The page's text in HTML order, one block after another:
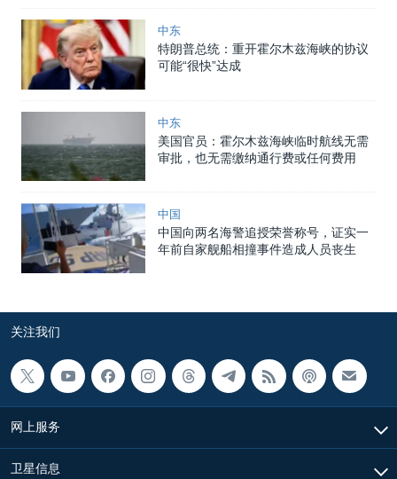
中东
特朗普总统：重开霍尔木兹海峡的协议
可能“很快”达成
中东
美国官员：霍尔木兹海峡临时航线无需
审批，也无需缴纳通行费或任何费用
中国
中国向两名海警追授荣誉称号，证实一
年前自家舰船相撞事件造成人员丧生
关注我们
网上服务
卫星信息